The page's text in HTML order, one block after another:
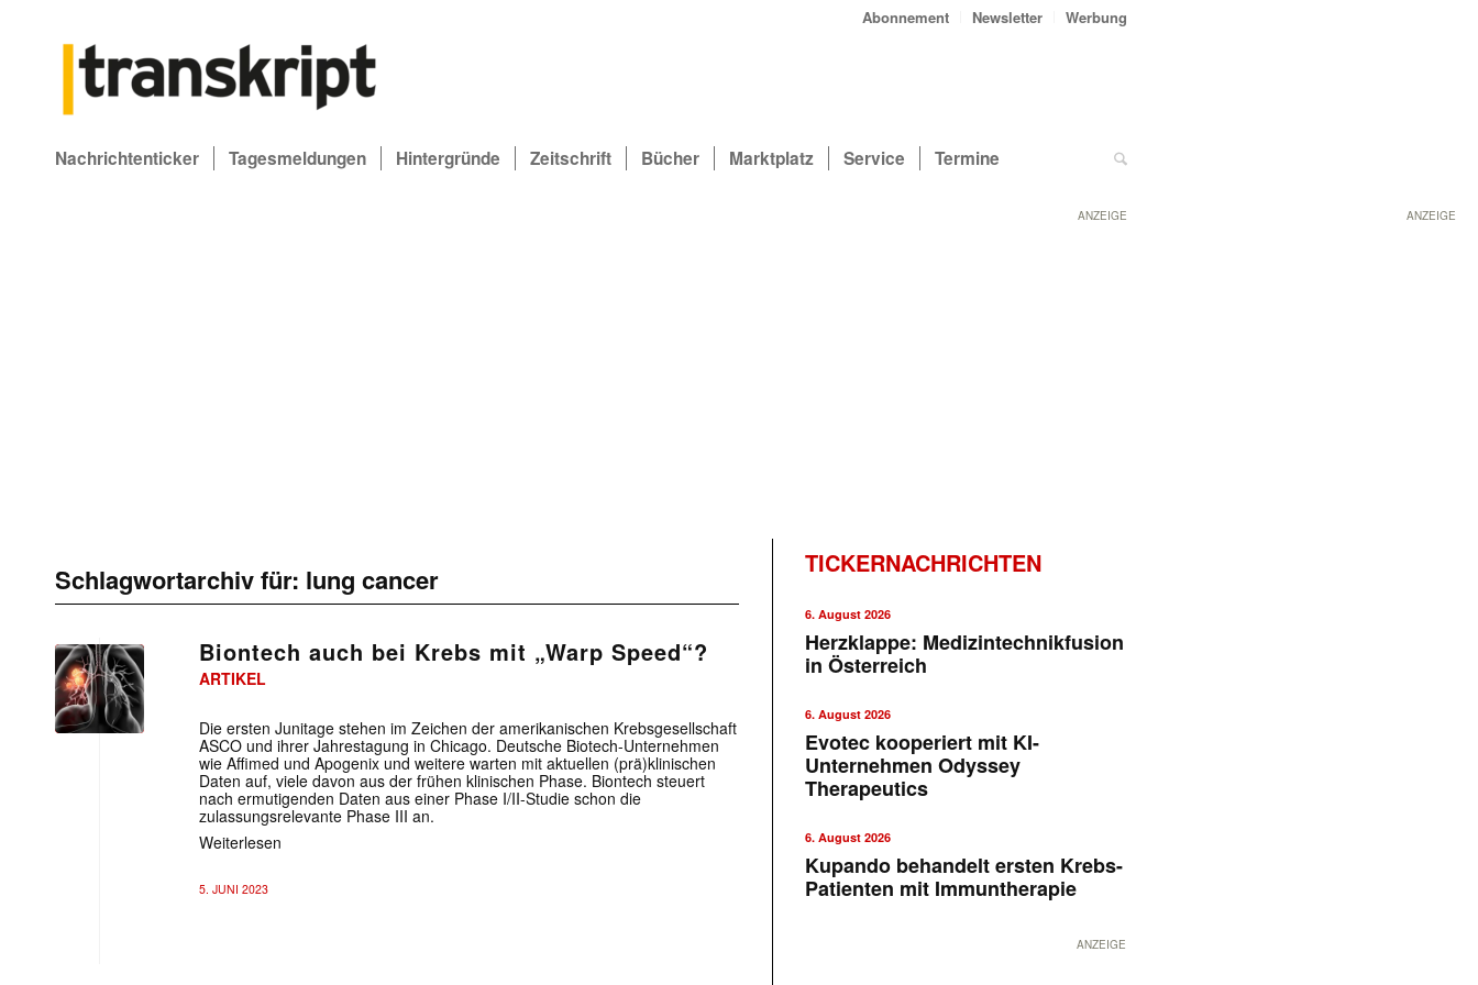
ANZEIGE
Abonnement Newsletter Werbung
Nachrichtenticker Tagesmeldungen Hintergründe Zeitschrift Bücher Marktplatz Service Termine
ANZEIGE
Schlagwortarchiv für: lung cancer
Biontech auch bei Krebs mit „Warp Speed“?
ARTIKEL
Die ersten Junitage stehen im Zeichen der amerikanischen Krebsgesellschaft
ASCO und ihrer Jahrestagung in Chicago. Deutsche Biotech-Unternehmen
wie Affimed und Apogenix und weitere warten mit aktuellen (prä)klinischen
Daten auf, viele davon aus der frühen klinischen Phase. Biontech steuert
nach ermutigenden Daten aus einer Phase I/II-Studie schon die
zulassungsrelevante Phase III an.
Weiterlesen
5. JUNI 2023
TICKERNACHRICHTEN
6. August 2026
Herzklappe: Medizintechnikfusion
in Österreich
6. August 2026
Evotec kooperiert mit KI-
Unternehmen Odyssey
Therapeutics
6. August 2026
Kupando behandelt ersten Krebs-
Patienten mit Immuntherapie
ANZEIGE